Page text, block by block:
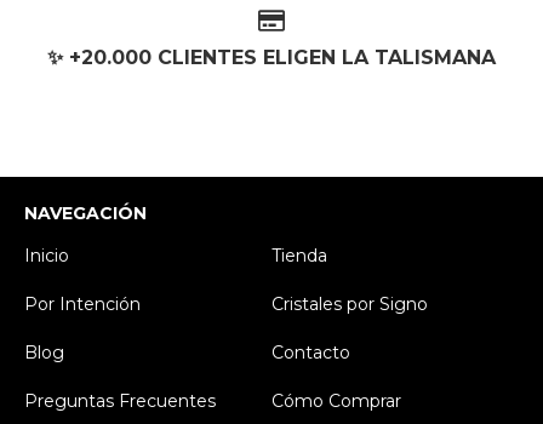
✨ +20.000 CLIENTES ELIGEN LA TALISMANA
NAVEGACIÓN
Inicio
Tienda
Por Intención Cristales por Signo
Blog Contacto
Preguntas Frecuentes Cómo Comprar